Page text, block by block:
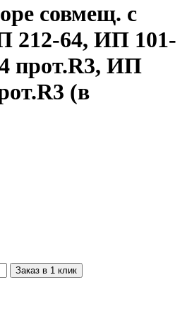
совмещ. с
64, ИП 101-
прот.R3, ИП
(в
Заказ в 1 клик